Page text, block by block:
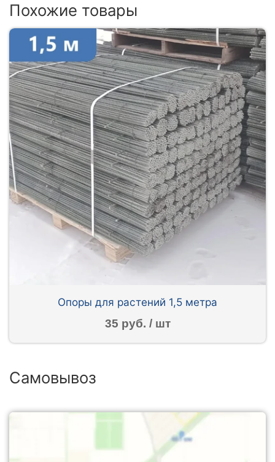
Похожие товары
Опоры для растений 1,5 метра
35 руб. / шт
Самовывоз